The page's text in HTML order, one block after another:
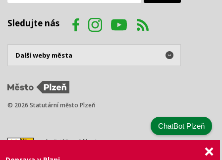
Sledujte nás
© 2026 Statutární město Plzeň
náměstí Republiky 1
ChatBot Plzeň